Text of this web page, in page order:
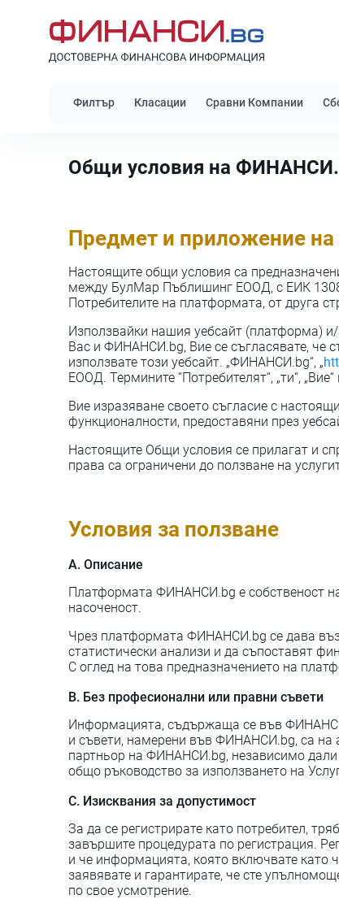
Филтър Класации Сравни Компании
Общи условия на
Предмет и приложение
Настоящите общи условия са
между БулМар Пъблишинг ЕООД, с ЕИК
Потребителите на платформата, от друга
Използвайки нашия уебсайт (платформа)
Вас и ФИНАНСИ.bg, Вие се съгласявате, че
използвате този уебсайт. „ФИНАНСИ.bg“, „
ЕООД. Термините “Потребителят“, „ти“,
Вие изразяване своето съгласие с
функционалности, предоставяни през
Настоящите Общи условия се прилагат и
права са ограничени до ползване на
Условия за ползване
А. Описание
Платформата ФИНАНСИ.bg е собственост
насоченост.
Чрез платформата ФИНАНСИ.bg се дава
статистически анализи и да съпоставят
С оглед на това предназначението на
B. Без професионални или правни съвети
Информацията, съдържаща се във
и съвети, намерени във ФИНАНСИ.bg, са на
партньор на ФИНАНСИ.bg, независимо дали
общо ръководство за използването на
C. Изисквания за допустимост
За да се регистрирате като потребител,
завършите процедурата по регистрация.
и че информацията, която включвате като
заявявате и гарантирате, че сте
по свое усмотрение.